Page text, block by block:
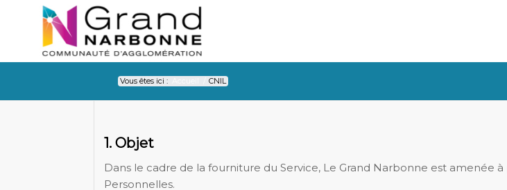
Vous êtes ici : CNIL
1. Objet
Dans le cadre de la fourniture du Service, Le Grand Narbonne est
Personnelles.